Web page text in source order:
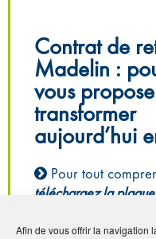
Afin de vous offrir la navigation
Contrat de
Madelin :
vous
transformer
aujourd’hui
Pour tout
téléchargez la